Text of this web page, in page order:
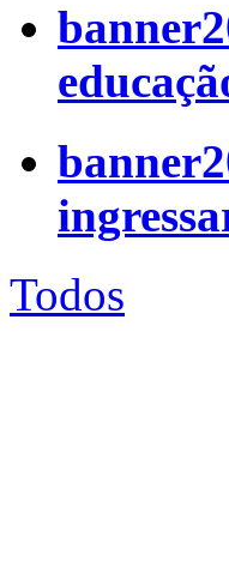
banner
banner
Todos